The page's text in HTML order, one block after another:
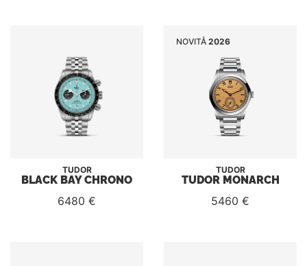
TUDOR
BLACK BAY CHRONO
6480 €
NOVITÅ 2026
TUDOR
TUDOR MONARCH
5460 €